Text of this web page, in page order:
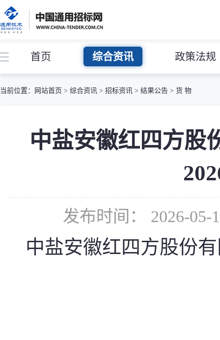
首页 综合资讯 政策法规
当前位置： 网站首页 > 综合资讯 > 招标资讯 > 结果公告 > 货 物
中盐安徽红四方股
发布时间： 2026-
中盐安徽红四方股份